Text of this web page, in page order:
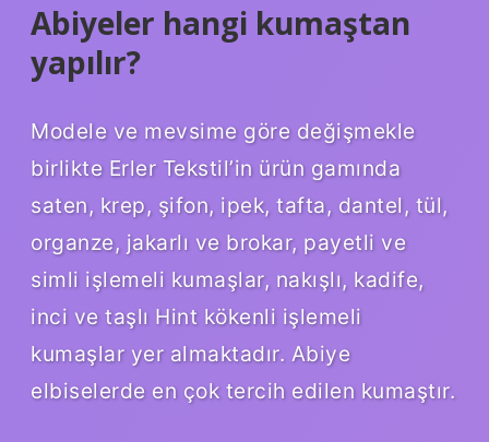
Abiyeler hangi kumaştan
yapılır?
Modele ve mevsime göre değişmekle
birlikte Erler Tekstil’in ürün gamında
saten, krep, şifon, ipek, tafta, dantel, tül,
organze, jakarlı ve brokar, payetli ve
simli işlemeli kumaşlar, nakışlı, kadife,
inci ve taşlı Hint kökenli işlemeli
kumaşlar yer almaktadır. Abiye
elbiselerde en çok tercih edilen kumaştır.